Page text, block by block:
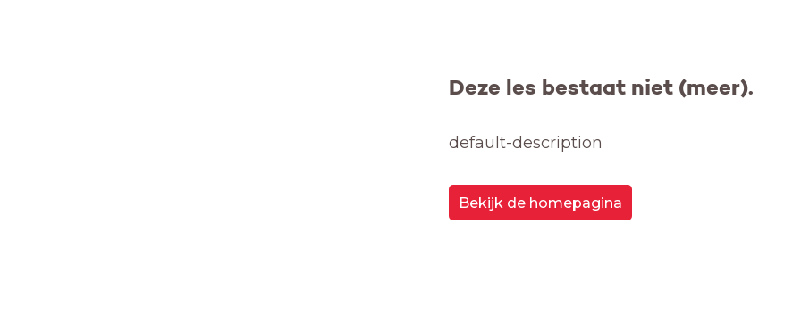
Deze les bestaat niet (meer).
default-description
Bekijk de homepagina